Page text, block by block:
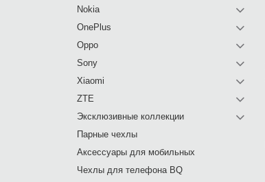
Nokia
OnePlus
Oppo
Sony
Xiaomi
ZTE
Эксклюзивные коллекции
Парные чехлы
Аксессуары для мобильных
Чехлы для телефона BQ